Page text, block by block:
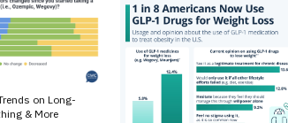
on Long-
& More